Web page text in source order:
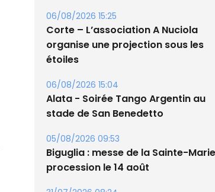
organise une projection sous les
étoiles
06/08/2026 15:04
stade de San Benedetto
05/08/2026 09:53
procession le 14 août
31/07/2026 08:24